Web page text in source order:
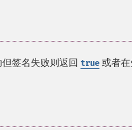
签名失败则返回 true 或者